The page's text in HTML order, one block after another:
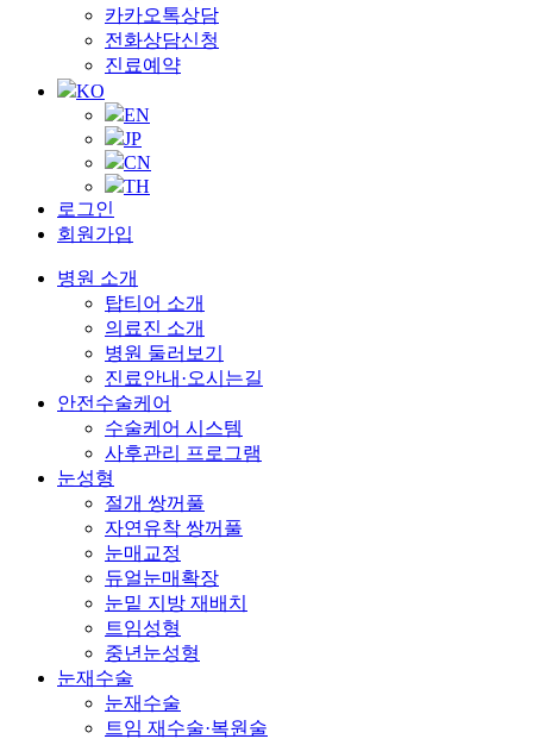
카카오톡상담
전화상담신청
진료예약
KO
EN
JP
CN
TH
로그인
회원가입
병원 소개
탑티어 소개
의료진 소개
병원 둘러보기
진료안내·오시는길
안전수술케어
수술케어 시스템
사후관리 프로그램
눈성형
절개 쌍꺼풀
자연유착 쌍꺼풀
눈매교정
듀얼눈매확장
눈밑 지방 재배치
트임성형
중년눈성형
눈재수술
눈재수술
트임 재수술·복원술